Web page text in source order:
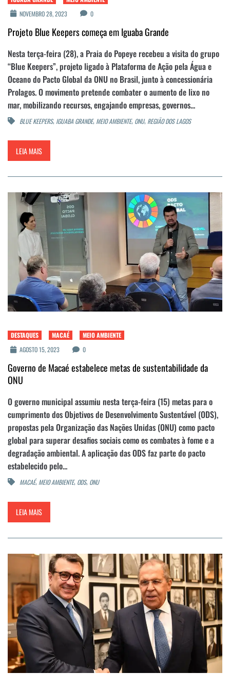
NOVEMBRO 28, 2023
0
Projeto Blue Keepers começa em Iguaba Grande
Nesta terça-feira (28), a Praia do Popeye recebeu a visita do grupo
“Blue Keepers”, projeto ligado à Plataforma de Ação pela Água e
Oceano do Pacto Global da ONU no Brasil, junto à concessionária
Prolagos. O movimento pretende combater o aumento de lixo no
mar, mobilizando recursos, engajando empresas, governos...
BLUE KEEPERS, IGUABA GRANDE, MEIO AMBIENTE, ONU, REGIÃO DOS LAGOS
LEIA MAIS
DESTAQUES MACAÉ
MEIO AMBIENTE
AGOSTO 15, 2023
0
Governo de Macaé estabelece metas de sustentabilidade da
ONU
O governo municipal assumiu nesta terça-feira (15) metas para o
cumprimento dos Objetivos de Desenvolvimento Sustentável (ODS),
propostas pela Organização das Nações Unidas (ONU) como pacto
global para superar desafios sociais como os combates à fome e a
degradação ambiental. A aplicação das ODS faz parte do pacto
estabelecido pelo...
MACAÉ, MEIO AMBIENTE, ODS, ONU
LEIA MAIS